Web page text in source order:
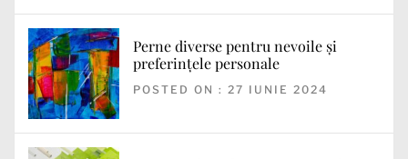
Perne diverse pentru nevoile și
preferințele personale
POSTED ON : 27 IUNIE 2024